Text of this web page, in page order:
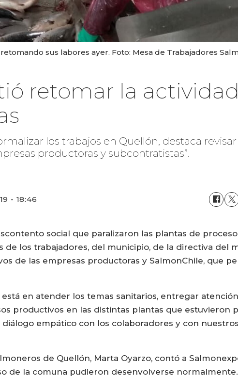
sus labores ayer. Foto: Mesa de Trabajadores
retomar la
los trabajos en Quellón, destaca revisar
productoras y subcontratistas”.
- 18:46
social que paralizaron las plantas de
los trabajadores, del municipio, de la directiva del
de las empresas productoras y SalmonChile, que
en atender los temas sanitarios, entregar atención
productivos en las distintas plantas que estuvieron
empático con los colaboradores y con
de Quellón, Marta Oyarzo, contó a
de la comuna pudieron desenvolverse normalmente.